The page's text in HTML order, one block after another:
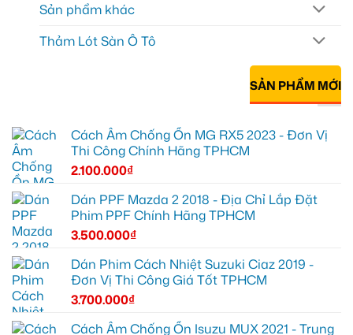
Sản phẩm khác
Thảm Lót Sàn Ô Tô
SẢN PHẨM MỚI
Cách Âm Chống Ồn MG RX5 2023 - Đơn Vị
Thi Công Chính Hãng TPHCM
2.100.000₫
Dán PPF Mazda 2 2018 - Địa Chỉ Lắp Đặt
Phim PPF Chính Hãng TPHCM
3.500.000₫
Dán Phim Cách Nhiệt Suzuki Ciaz 2019 -
Đơn Vị Thi Công Giá Tốt TPHCM
3.700.000₫
Cách Âm Chống Ồn Isuzu MUX 2021 - Trung